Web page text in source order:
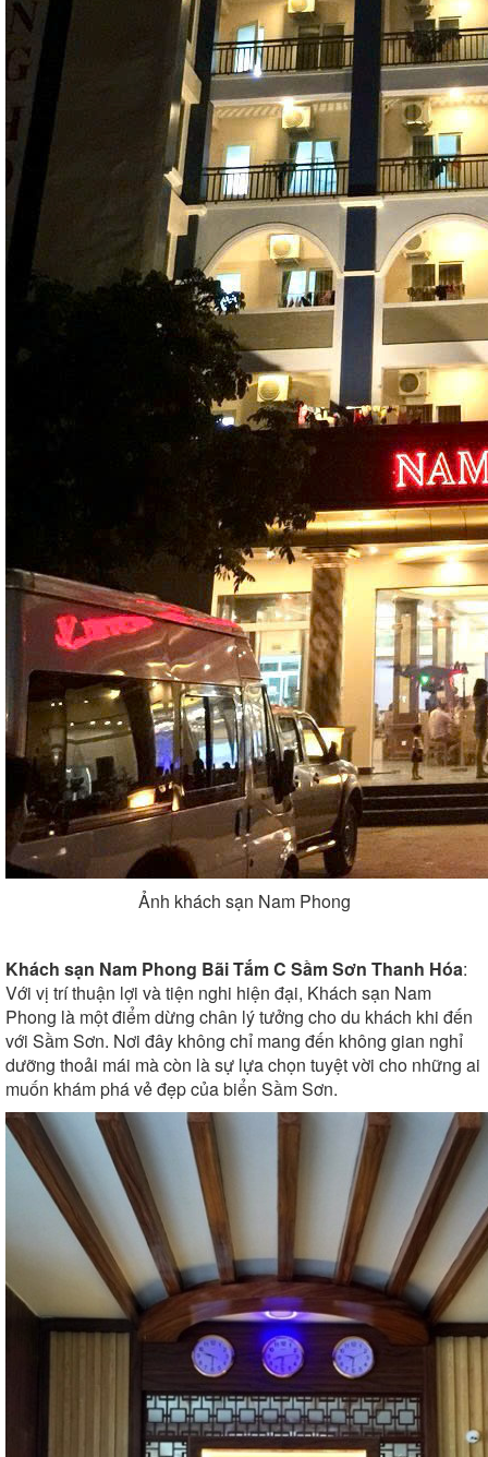
Ảnh khách sạn Nam Phong
Khách sạn Nam Phong Bãi Tắm C Sầm Sơn Thanh Hóa:
Với vị trí thuận lợi và tiện nghi hiện đại, Khách sạn Nam
Phong là một điểm dừng chân lý tưởng cho du khách khi đến
với Sầm Sơn. Nơi đây không chỉ mang đến không gian nghỉ
dưỡng thoải mái mà còn là sự lựa chọn tuyệt vời cho những ai
muốn khám phá vẻ đẹp của biển Sầm Sơn.